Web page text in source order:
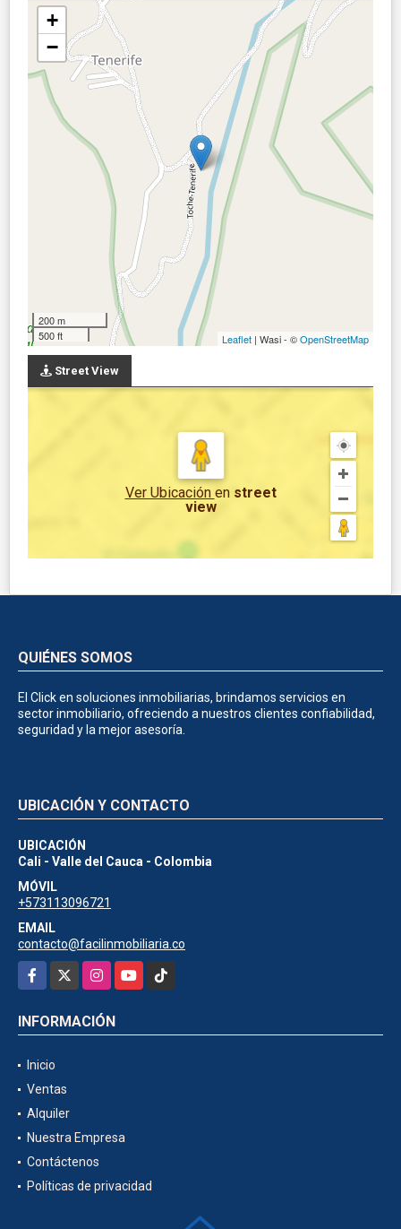
+
−
200 m
500 ft
Leaflet | Wasi - ©OpenStreetMap
Street View
Ver Ubicación en street
view
QUIÉNES SOMOS
El Click en soluciones inmobiliarias, brindamos servicios en
sector inmobiliario, ofreciendo a nuestros clientes confiabilidad,
seguridad y la mejor asesoría.
UBICACIÓN Y CONTACTO
UBICACIÓN
Cali - Valle del Cauca - Colombia
MÓVIL
+573113096721
EMAIL
contacto@facilinmobiliaria.co
Facebook
InstagramYouTubeTikTok
INFORMACIÓN
Inicio
Ventas
Alquiler
Nuestra Empresa
Contáctenos
Políticas de privacidad